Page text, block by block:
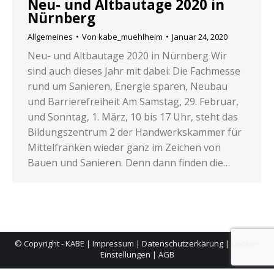
Neu- und Altbautage 2020 in
Nürnberg
Allgemeines Von kabe_muehlheim Januar 24, 2020
Neu- und Altbautage 2020 in Nürnberg Wir
sind auch dieses Jahr mit dabei: Die Fachmesse
rund um Sanieren, Energie sparen, Neubau
und Barrierefreiheit Am Samstag, 29. Februar,
und Sonntag, 1. März, 10 bis 17 Uhr, steht das
Bildungszentrum 2 der Handwerkskammer für
Mittelfranken wieder ganz im Zeichen von
Bauen und Sanieren. Denn dann finden die…
© Copyright - KABE | Impressum | Datenschutzerkärung |
Einstellungen | AGB